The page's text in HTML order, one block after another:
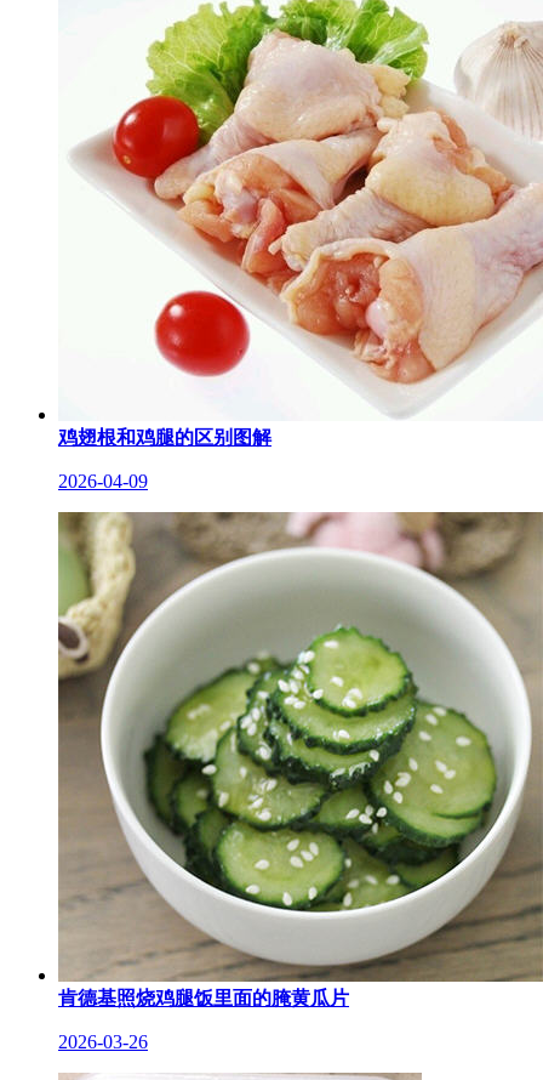
鸡翅根和鸡腿的区别图解
2026-04-09
肯德基照烧鸡腿饭里面的腌黄瓜片
2026-03-26